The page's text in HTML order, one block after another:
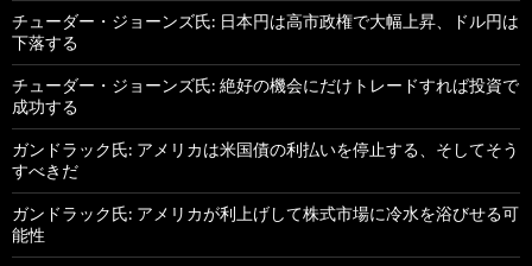
チューダー・ジョーンズ氏: 日本円は高市政権で大幅上昇、ドル円は
下落する
チューダー・ジョーンズ氏: 絶好の機会にだけトレードすれば投資で
成功する
ガンドラック氏: アメリカは米国債の利払いを停止する、そしてそう
すべきだ
ガンドラック氏: アメリカが利上げして株式市場に冷水を浴びせる可
能性